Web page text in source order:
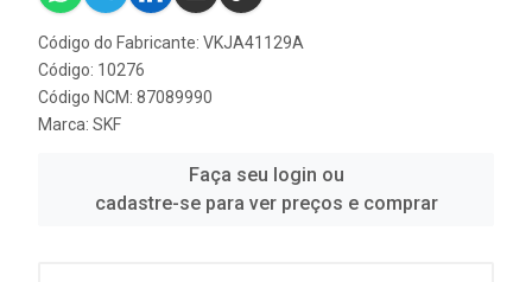
Código do Fabricante: VKJA41129A
Código: 10276
Código NCM: 87089990
Marca: SKF
Faça seu login ou
cadastre-se para ver preços e comprar